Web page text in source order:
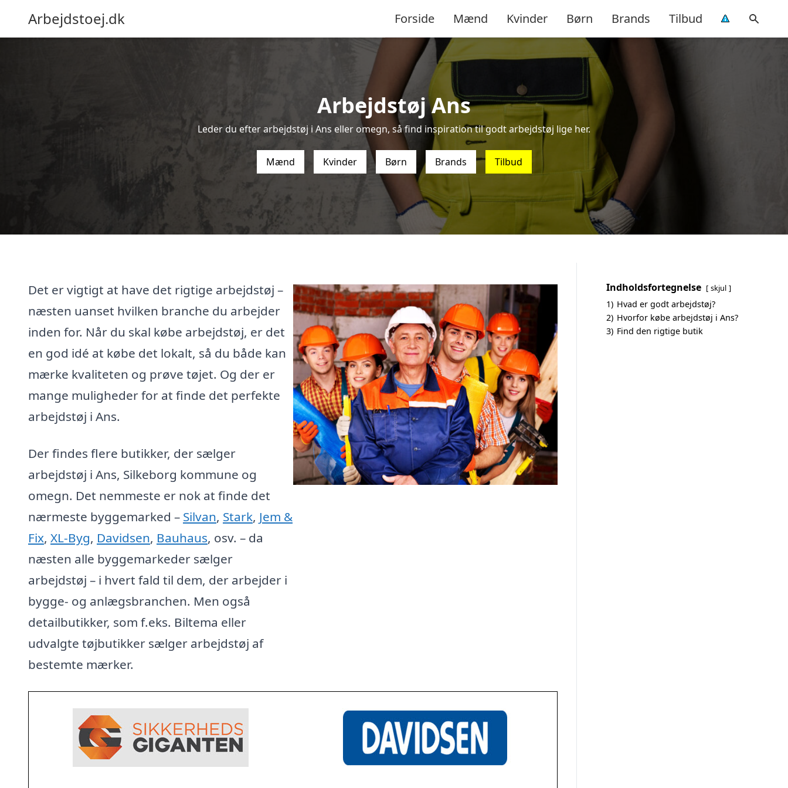
Arbejdstoej.dk Forside Mænd Kvinder Børn Brands Tilbud
Arbejdstøj Ans
Leder du efter arbejdstøj i Ans eller omegn, så find inspiration til godt arbejdstøj lige her.
Mænd Kvinder Børn Brands Tilbud
Det er vigtigt at have det rigtige arbejdstøj –
næsten uanset hvilken branche du arbejder
inden for. Når du skal købe arbejdstøj, er det
en god idé at købe det lokalt, så du både kan
mærke kvaliteten og prøve tøjet. Og der er
mange muligheder for at finde det perfekte
arbejdstøj i Ans.
Der findes flere butikker, der sælger
arbejdstøj i Ans, Silkeborg kommune og
omegn. Det nemmeste er nok at finde det
nærmeste byggemarked – Silvan, Stark, Jem &
Fix, XL-Byg, Davidsen, Bauhaus, osv. – da
næsten alle byggemarkeder sælger
arbejdstøj – i hvert fald til dem, der arbejder i
bygge- og anlægsbranchen. Men også
detailbutikker, som f.eks. Biltema eller
udvalgte tøjbutikker sælger arbejdstøj af
bestemte mærker.
Indholdsfortegnelse skjul
1) Hvad er godt arbejdstøj?
2) Hvorfor købe arbejdstøj i Ans?
3) Find den rigtige butik